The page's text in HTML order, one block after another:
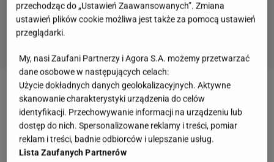
Zobacz wideoNajlepszy przepis na śniadanie.
Jajecznica i kanapki mogą się schować
Czy można usmażyć samo żółtko? To nie żart, a
przechodząc do „Ustawień Zaawansowanych”. Zmiana
ustawień plików cookie możliwa jest także za pomocą ustawień
przeglądarki.
My, nasi Zaufani Partnerzy i Agora S.A. możemy przetwarzać
dane osobowe w następujących celach:
Użycie dokładnych danych geolokalizacyjnych. Aktywne
skanowanie charakterystyki urządzenia do celów
identyfikacji. Przechowywanie informacji na urządzeniu lub
dostęp do nich. Spersonalizowane reklamy i treści, pomiar
reklam i treści, badnie odbiorców i ulepszanie usług.
Lista Zaufanych Partnerów